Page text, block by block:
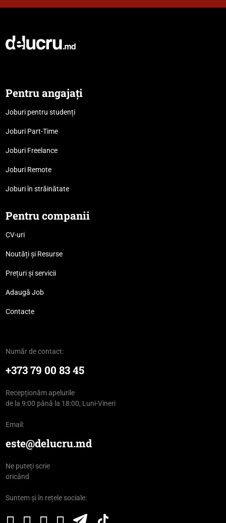
Pentru angajați
Joburi pentru studenți
Joburi Part-Time
Joburi Freelance
Joburi Remote
Joburi în străinătate
Pentru companii
CV-uri
Noutăți și Resurse
Prețuri și servicii
Adaugă Job
Contacte
Număr de contact:
+373 79 00 83 45
Recepționăm apelurile
de la 9:00 până la 18:00, Luni-Vineri
Email:
este@delucru.md
Ne puteți scrie
oricând
Suntem și în rețele sociale: